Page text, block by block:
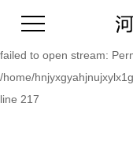
file_put_contents(/home/
failed to open stream:
/home/
line 217